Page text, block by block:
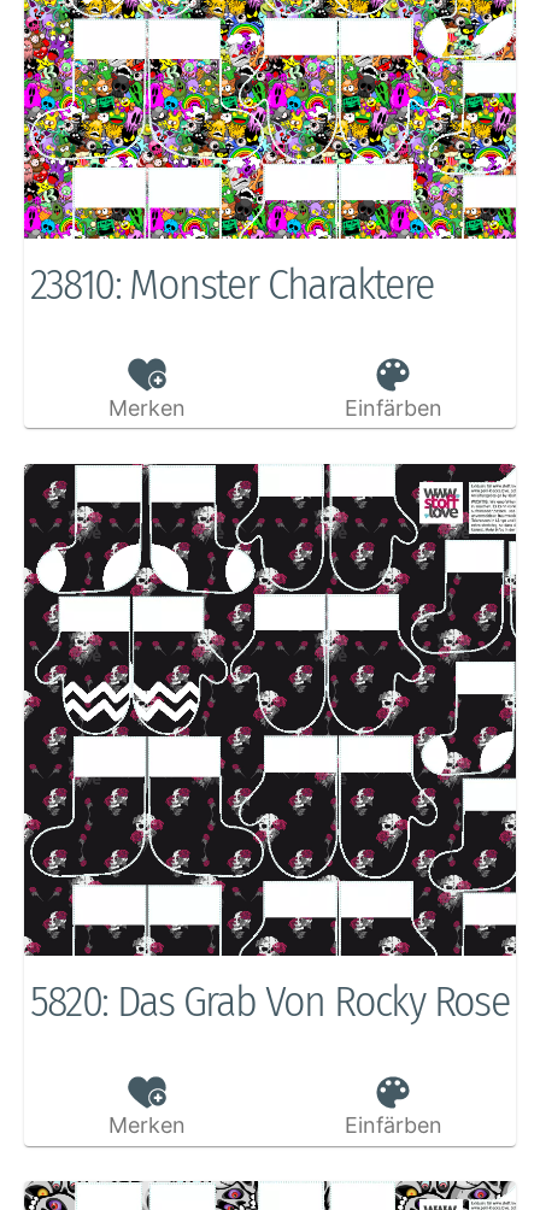
23810: Monster Charaktere
Merken Einfärben
5820: Das Grab Von Rocky Rose
Merken Einfärben